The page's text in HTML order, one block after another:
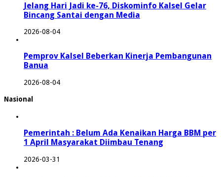
Jelang Hari Jadi ke-76, Diskominfo Kalsel Gelar
Bincang Santai dengan Media
2026-08-04
Pemprov Kalsel Beberkan Kinerja Pembangunan
Banua
2026-08-04
Nasional
Pemerintah : Belum Ada Kenaikan Harga BBM per
1 April Masyarakat Diimbau Tenang
2026-03-31